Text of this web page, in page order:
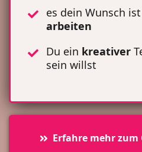
es dein Wunsch ist
arbeiten
Du ein kreativer
sein willst
Erfahre mehr